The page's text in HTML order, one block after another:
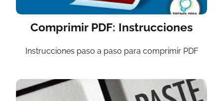
Comprimir PDF: Instrucciones
Instrucciones paso a paso para comprimir PDF